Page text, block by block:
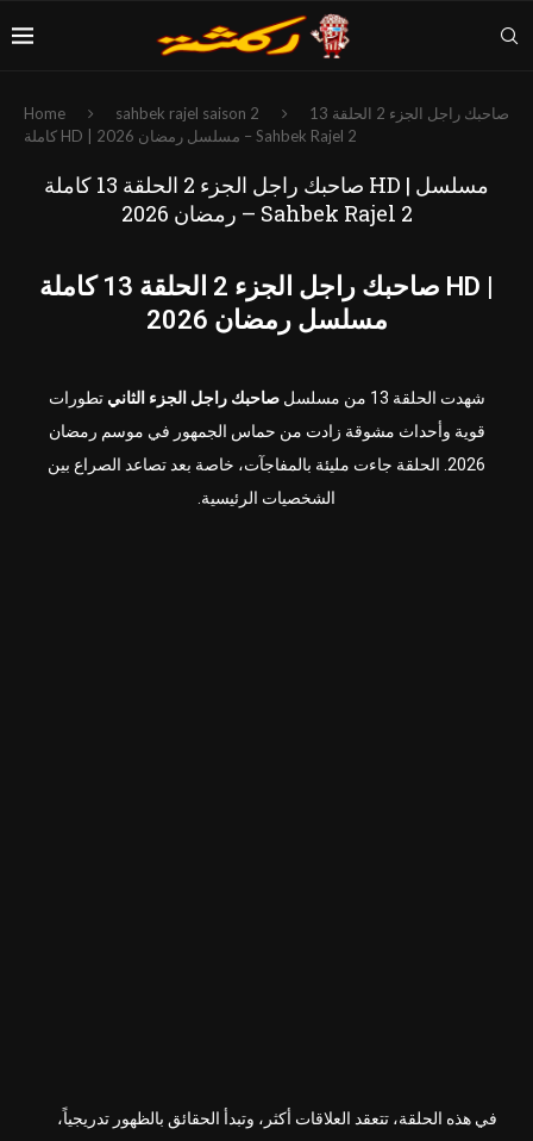
Home sahbek rajel saison 2
صاحبك راجل الجزء 2 الحلقة 13
كاملة HD | مسلسل رمضان 2026 – Sahbek Rajel 2
صاحبك راجل الجزء 2 الحلقة 13 كاملة HD | مسلسل
رمضان 2026 – Sahbek Rajel 2
صاحبك راجل الجزء 2 الحلقة 13 كاملة HD |
مسلسل رمضان 2026
شهدت الحلقة 13 من مسلسل صاحبك راجل الجزء الثاني تطورات
قوية وأحداث مشوقة زادت من حماس الجمهور في موسم رمضان
2026. الحلقة جاءت مليئة بالمفاجآت، خاصة بعد تصاعد الصراع بين
الشخصيات الرئيسية.
في هذه الحلقة، تتعقد العلاقات أكثر، وتبدأ الحقائق بالظهور تدريجياً،